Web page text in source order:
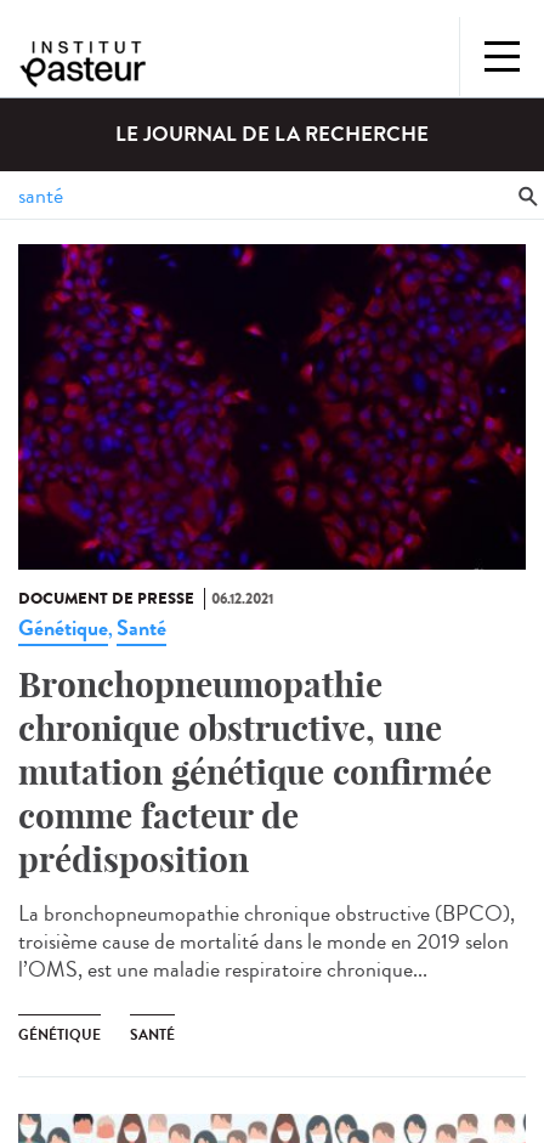
LE JOURNAL DE LA RECHERCHE
DOCUMENT DE PRESSE 06.12.2021
Génétique,Santé
Bronchopneumopathie
chronique obstructive, une
mutation génétique confirmée
comme facteur de
prédisposition
La bronchopneumopathie chronique obstructive (BPCO),
troisième cause de mortalité dans le monde en 2019 selon
l’OMS, est une maladie respiratoire chronique...
GÉNÉTIQUE SANTÉ